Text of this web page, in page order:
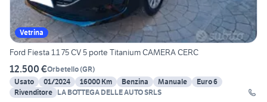
Vetrina
Ford Fiesta 1.1 75 CV 5 porte Titanium CAMERA CERC
12.500 €Orbetello(GR)
Usato
01/2024 16000 Km Benzina Manuale
Euro 6
Rivenditore LA BOTTEGA DELLE AUTO SRLS